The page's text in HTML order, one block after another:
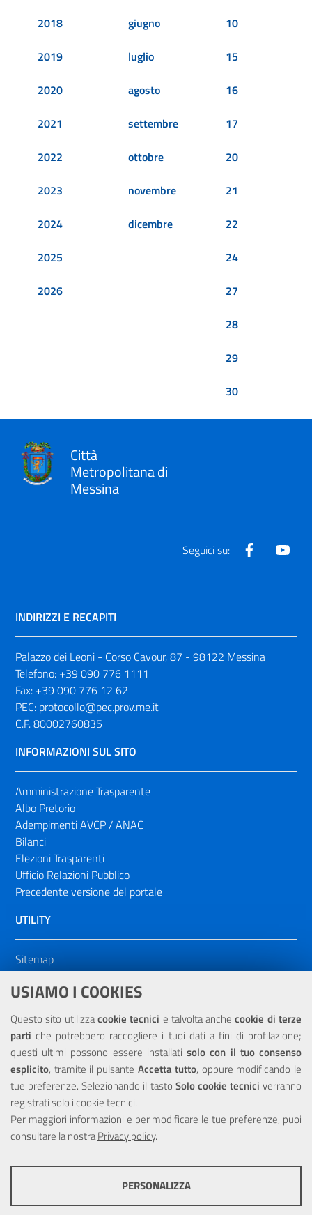
USIAMO I COOKIES
Questo sito utilizzacookie tecnici e talvolta anchecookie di terze
parti che potrebbero raccogliere i tuoi dati a fini di profilazione;
questi ultimi possono essere installatisolo con il tuo consenso
esplicito, tramite il pulsante Accetta tutto, oppure modificando le
tue preferenze. Selezionando il tasto Solo cookie tecnici verranno
registrati solo i cookie tecnici.
Per maggiori informazioni e per modificare le tue preferenze, puoi
consultare la nostraPrivacy policy.
PERSONALIZZA
2018
2019
2020
2021
2022
2023
2024
2025
2026
giugno
luglio
agosto
settembre
ottobre
novembre
dicembre
10
15
16
17
20
21
22
24
27
28
29
30
Città
Metropolitana di
Messina
Seguici su: Facebook
INDIRIZZI E RECAPITI
Palazzo dei Leoni - Corso Cavour, 87 - 98122 Messina
Telefono: +39 090 776 1111
Fax: +39 090 776 12 62
PEC: protocollo@pec.prov.me.it
C.F. 80002760835
INFORMAZIONI SUL SITO
Amministrazione Trasparente
Albo Pretorio
Adempimenti AVCP / ANAC
Bilanci
Elezioni Trasparenti
Ufficio Relazioni Pubblico
Precedente versione del portale
UTILITY
Sitemap
Dichiarazione di accessibilità
NOTE LEGALI
Privacy
Portale realizzato con la partecipazione finanziaria dell'Unione
Europea tramite i fondi del POR Sicilia 2000/2006 Misura 6.05 -